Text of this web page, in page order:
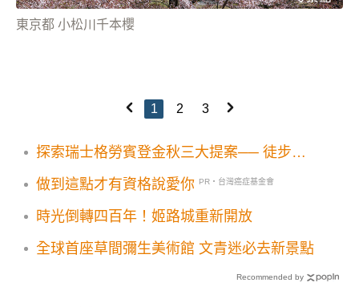
東京都 小松川千本櫻
1 2 3
探索瑞士格勞賓登金秋三大提案── 徒步賞
做到這點才有資格說愛你
PR・台灣癌症基金會
時光倒轉四百年！姬路城重新開放
全球首座草間彌生美術館 文青迷必去新景點
Recommended by